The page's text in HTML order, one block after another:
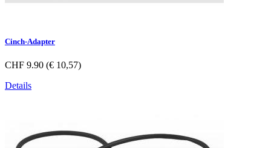
Cinch-Adapter
CHF 9.90 (€ 10,57)
Details